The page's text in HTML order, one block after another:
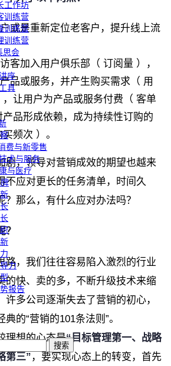
工作坊
训练营
训练营
训练营
思会
座
具
费与新零售
术与服务
与医疗
力
报告
或是重新定位老客户，提升线上流
客加入用户俱乐部（ 订阅量 ），
品或服务，并产生购买需求（ 用
让用户为产品或服务付费（ 客单
品形成依赖，成为持续性订购的
频次 ）。
剧，领导对营销成效的期望也越来
不应对更长的任务清单，时间久
？那么，有什么应对办法吗？
路，我们往往容易陷入激烈的行业
的快、卖的多，不断升级技术来缩
多公司逐渐失去了营销的初心，
的“营销的101条法则”。
理想的心态是“目标管理第一、战略
第三” ，要实现心态上的转变，首先